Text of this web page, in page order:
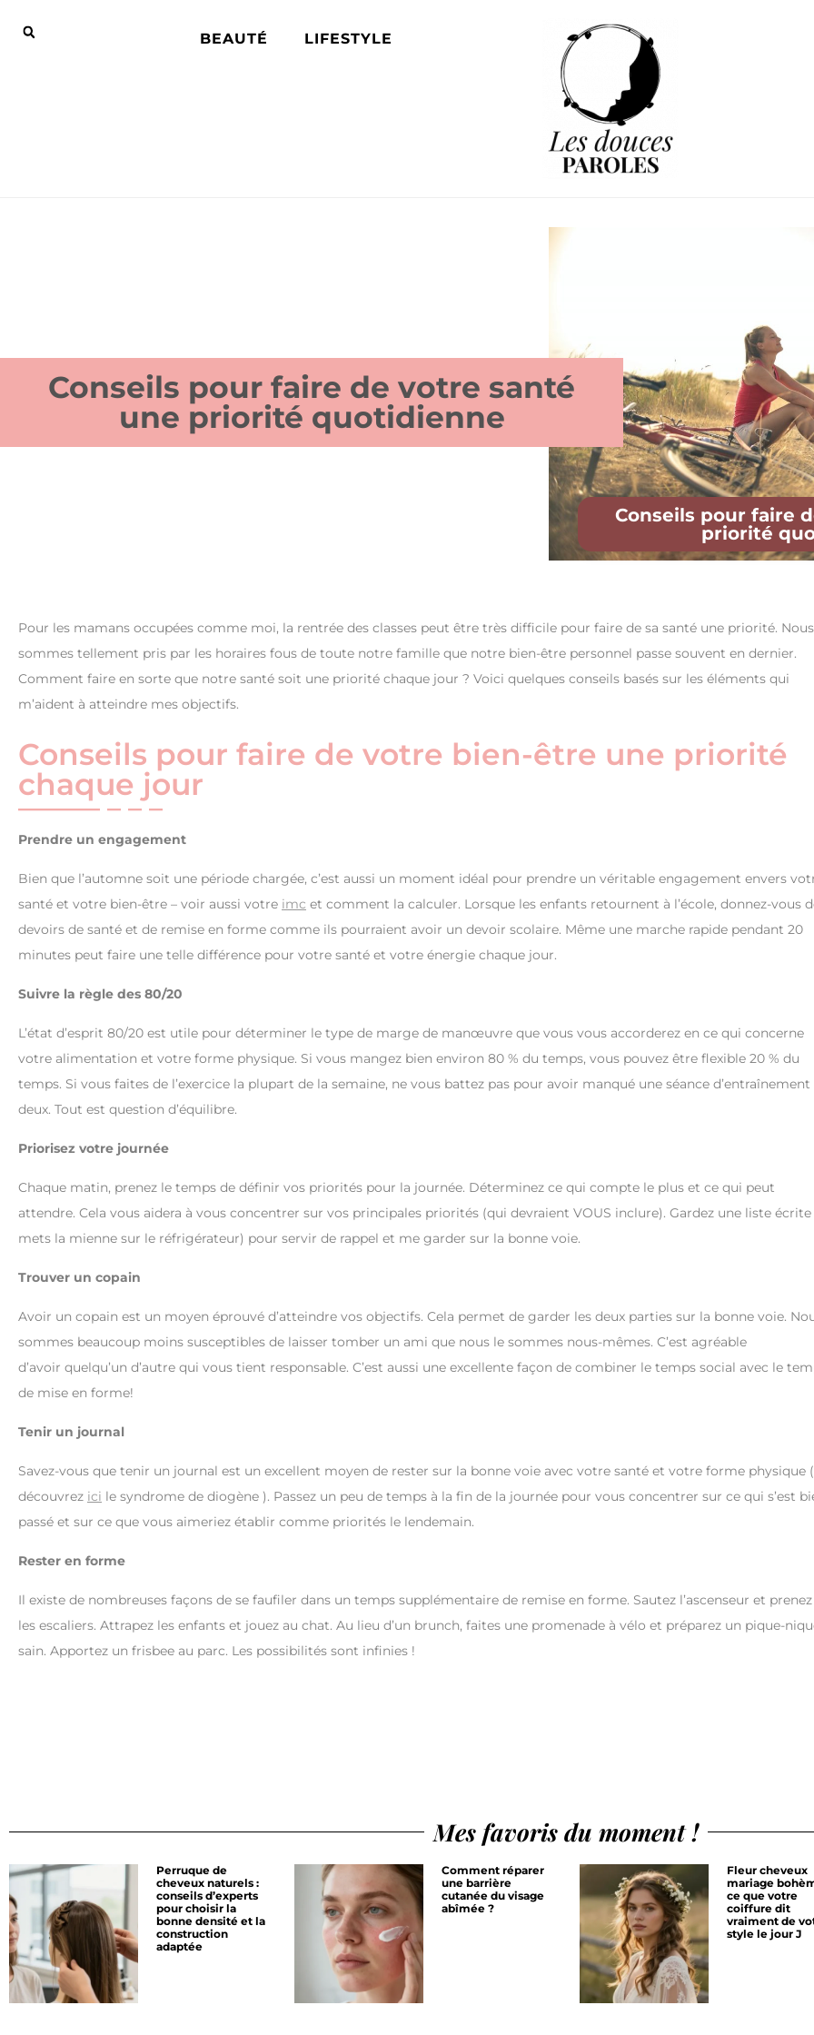
BEAUTÉ LIFESTYLE
Conseils pour faire de votre santé
une priorité quotidienne
Conseils pour faire
priorité
Pour les mamans occupées comme moi, la rentrée des classes peut être très difficile pour faire de sa santé une priorité. Nous
sommes tellement pris par les horaires fous de toute notre famille que notre bien-être personnel passe souvent en dernier.
Comment faire en sorte que notre santé soit une priorité chaque jour ? Voici quelques conseils basés sur les éléments qui
m’aident à atteindre mes objectifs.
Conseils pour faire de votre bien-être une priorité
chaque jour
Prendre un engagement
Bien que l’automne soit une période chargée, c’est aussi un moment idéal pour prendre un véritable engagement envers
santé et votre bien-être – voir aussi votre imc et comment la calculer. Lorsque les enfants retournent à l’école, donnez-vous
devoirs de santé et de remise en forme comme ils pourraient avoir un devoir scolaire. Même une marche rapide pendant 20
minutes peut faire une telle différence pour votre santé et votre énergie chaque jour.
Suivre la règle des 80/20
L’état d’esprit 80/20 est utile pour déterminer le type de marge de manœuvre que vous vous accorderez en ce qui concerne
votre alimentation et votre forme physique. Si vous mangez bien environ 80 % du temps, vous pouvez être flexible 20 % du
temps. Si vous faites de l’exercice la plupart de la semaine, ne vous battez pas pour avoir manqué une séance d’entraînement
deux. Tout est question d’équilibre.
Priorisez votre journée
Chaque matin, prenez le temps de définir vos priorités pour la journée. Déterminez ce qui compte le plus et ce qui peut
attendre. Cela vous aidera à vous concentrer sur vos principales priorités (qui devraient VOUS inclure). Gardez une liste
mets la mienne sur le réfrigérateur) pour servir de rappel et me garder sur la bonne voie.
Trouver un copain
Avoir un copain est un moyen éprouvé d’atteindre vos objectifs. Cela permet de garder les deux parties sur la bonne voie.
sommes beaucoup moins susceptibles de laisser tomber un ami que nous le sommes nous-mêmes. C’est agréable
d’avoir quelqu’un d’autre qui vous tient responsable. C’est aussi une excellente façon de combiner le temps social avec le
de mise en forme!
Tenir un journal
Savez-vous que tenir un journal est un excellent moyen de rester sur la bonne voie avec votre santé et votre forme physique (
découvrez ici le syndrome de diogène ). Passez un peu de temps à la fin de la journée pour vous concentrer sur ce qui s’est
passé et sur ce que vous aimeriez établir comme priorités le lendemain.
Rester en forme
Il existe de nombreuses façons de se faufiler dans un temps supplémentaire de remise en forme. Sautez l’ascenseur et prenez
les escaliers. Attrapez les enfants et jouez au chat. Au lieu d’un brunch, faites une promenade à vélo et préparez un pique-
sain. Apportez un frisbee au parc. Les possibilités sont infinies !
Mes favoris du moment !
Perruque de
cheveux naturels :
conseils d’experts
pour choisir la
bonne densité et la
construction
adaptée
Comment réparer
une barrière
cutanée du visage
abîmée ?
Fleur cheveux
mariage
ce que votre
coiffure dit
vraiment de
style le jour J